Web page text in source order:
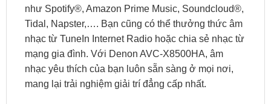
như Spotify®, Amazon Prime Music, Soundcloud®,
Tidal, Napster,…. Bạn cũng có thể thưởng thức âm
nhạc từ TuneIn Internet Radio hoặc chia sẻ nhạc từ
mạng gia đình. Với Denon AVC-X8500HA, âm
nhạc yêu thích của bạn luôn sẵn sàng ở mọi nơi,
mang lại trải nghiệm giải trí đẳng cấp nhất.